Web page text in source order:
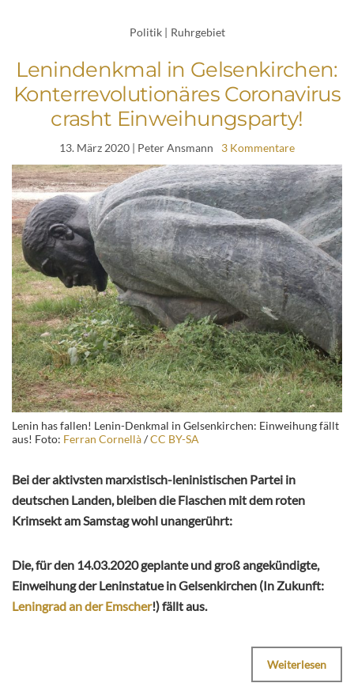
Politik | Ruhrgebiet
Lenindenkmal in Gelsenkirchen:
Konterrevolutionäres Coronavirus
crasht Einweihungsparty!
13. März 2020 | Peter Ansmann 3 Kommentare
Lenin has fallen! Lenin-Denkmal in Gelsenkirchen: Einweihung fällt
aus! Foto: Ferran Cornellà/CC BY-SA
Bei der aktivsten marxistisch-leninistischen Partei in
deutschen Landen, bleiben die Flaschen mit dem roten
Krimsekt am Samstag wohl unangerührt:
Die, für den 14.03.2020 geplante und groß angekündigte,
Einweihung der Leninstatue in Gelsenkirchen (In Zukunft:
Leningrad an der Emscher!) fällt aus.
Weiterlesen